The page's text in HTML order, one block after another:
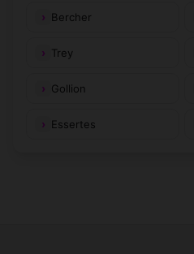
Bercher
Trey
Gollion
Essertes